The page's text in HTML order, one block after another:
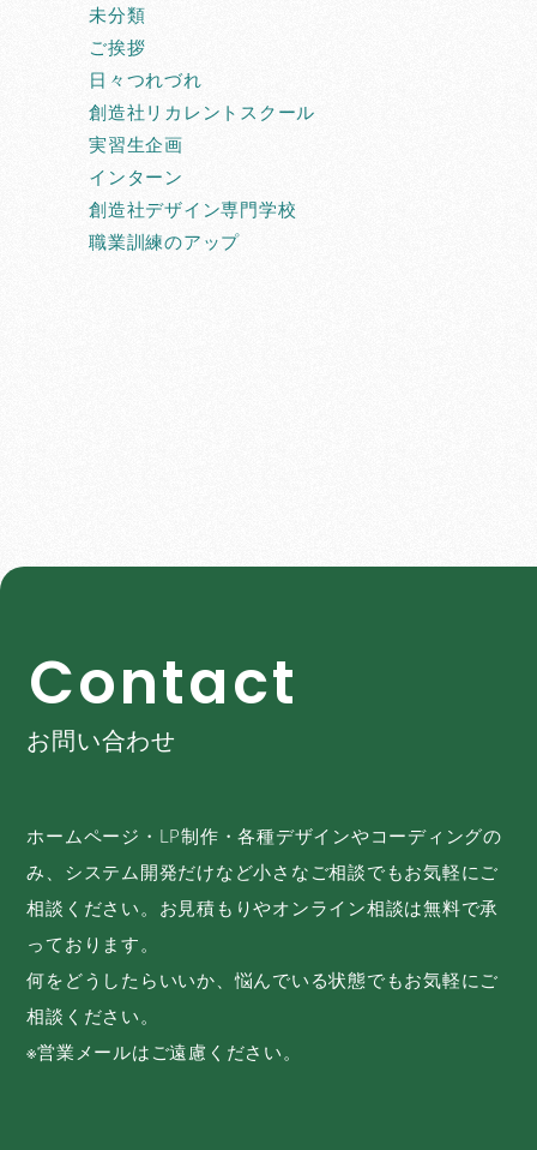
未分類
ご挨拶
日々つれづれ
創造社リカレントスクール
実習生企画
インターン
創造社デザイン専門学校
職業訓練のアップ
Contact
お問い合わせ
ホームページ・LP制作・各種デザインやコーディングの
み、システム開発だけなど小さなご相談でもお気軽にご
相談ください。お見積もりやオンライン相談は無料で承
っております。
何をどうしたらいいか、悩んでいる状態でもお気軽にご
相談ください。
※営業メールはご遠慮ください。